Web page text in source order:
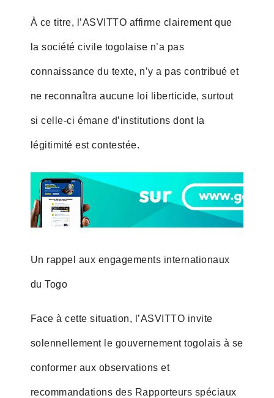
À ce titre, l’ASVITTO affirme clairement que
la société civile togolaise n’a pas
connaissance du texte, n’y a pas contribué et
ne reconnaîtra aucune loi liberticide, surtout
si celle-ci émane d’institutions dont la
légitimité est contestée.
Un rappel aux engagements internationaux
du Togo
Face à cette situation, l’ASVITTO invite
solennellement le gouvernement togolais à se
conformer aux observations et
recommandations des Rapporteurs spéciaux